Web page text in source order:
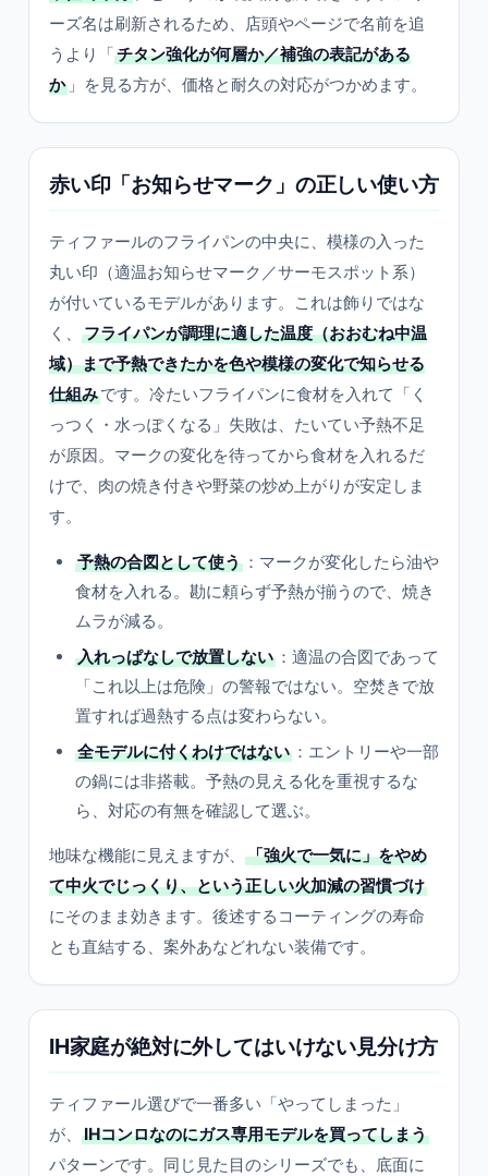
ーズ名は刷新されるため、店頭やページで名前を追
うより「チタン強化が何層か／補強の表記がある
か 」を見る方が、価格と耐久の対応がつかめます。
赤い印「お知らせマーク」の正しい使い方
ティファールのフライパンの中央に、模様の入った
丸い印（適温お知らせマーク／サーモスポット系）
が付いているモデルがあります。これは飾りではな
く、
フライパンが調理に適した温度（おおむね中温
域）まで予熱できたかを色や模様の変化で知らせる
仕組みです。冷たいフライパンに食材を入れて「く
っつく・水っぽくなる」失敗は、たいてい予熱不足
が原因。マークの変化を待ってから食材を入れるだ
けで、肉の焼き付きや野菜の炒め上がりが安定しま
す。
予熱の合図として使う ：マークが変化したら油や
食材を入れる。勘に頼らず予熱が揃うので、焼き
ムラが減る。
入れっぱなしで放置しない ：適温の合図であって
「これ以上は危険」の警報ではない。空焚きで放
置すれば過熱する点は変わらない。
全モデルに付くわけではない ：エントリーや一部
の鍋には非搭載。予熱の見える化を重視するな
ら、対応の有無を確認して選ぶ。
地味な機能に見えますが、
「強火で一気に」をやめ
て中火でじっくり、という正しい火加減の習慣づけ
にそのまま効きます。後述するコーティングの寿命
とも直結する、案外あなどれない装備です。
IH家庭が絶対に外してはいけない見分け方
ティファール選びで一番多い「やってしまった」
が、
IHコンロなのにガス専用モデルを買ってしまう
パターンです。同じ見た目のシリーズでも、底面に